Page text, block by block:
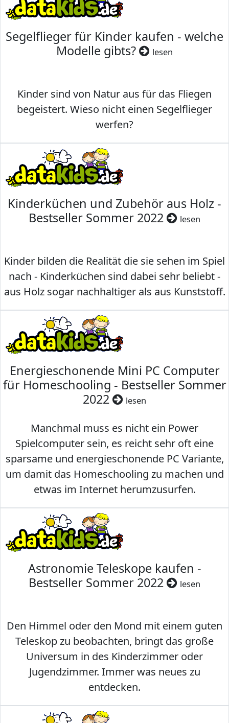
Segelflieger für Kinder kaufen - welche
Modelle gibts?
lesen
Kinder sind von Natur aus für das Fliegen
begeistert. Wieso nicht einen Segelflieger
werfen?
Kinderküchen und Zubehör aus Holz -
Bestseller Sommer 2022
lesen
Kinder bilden die Realität die sie sehen im Spiel
nach - Kinderküchen sind dabei sehr beliebt -
aus Holz sogar nachhaltiger als aus Kunststoff.
Energieschonende Mini PC Computer
für Homeschooling - Bestseller Sommer
2022
lesen
Manchmal muss es nicht ein Power
Spielcomputer sein, es reicht sehr oft eine
sparsame und energieschonende PC Variante,
um damit das Homeschooling zu machen und
etwas im Internet herumzusurfen.
Astronomie Teleskope kaufen -
Bestseller Sommer 2022
lesen
Den Himmel oder den Mond mit einem guten
Teleskop zu beobachten, bringt das große
Universum in des Kinderzimmer oder
Jugendzimmer. Immer was neues zu
entdecken.